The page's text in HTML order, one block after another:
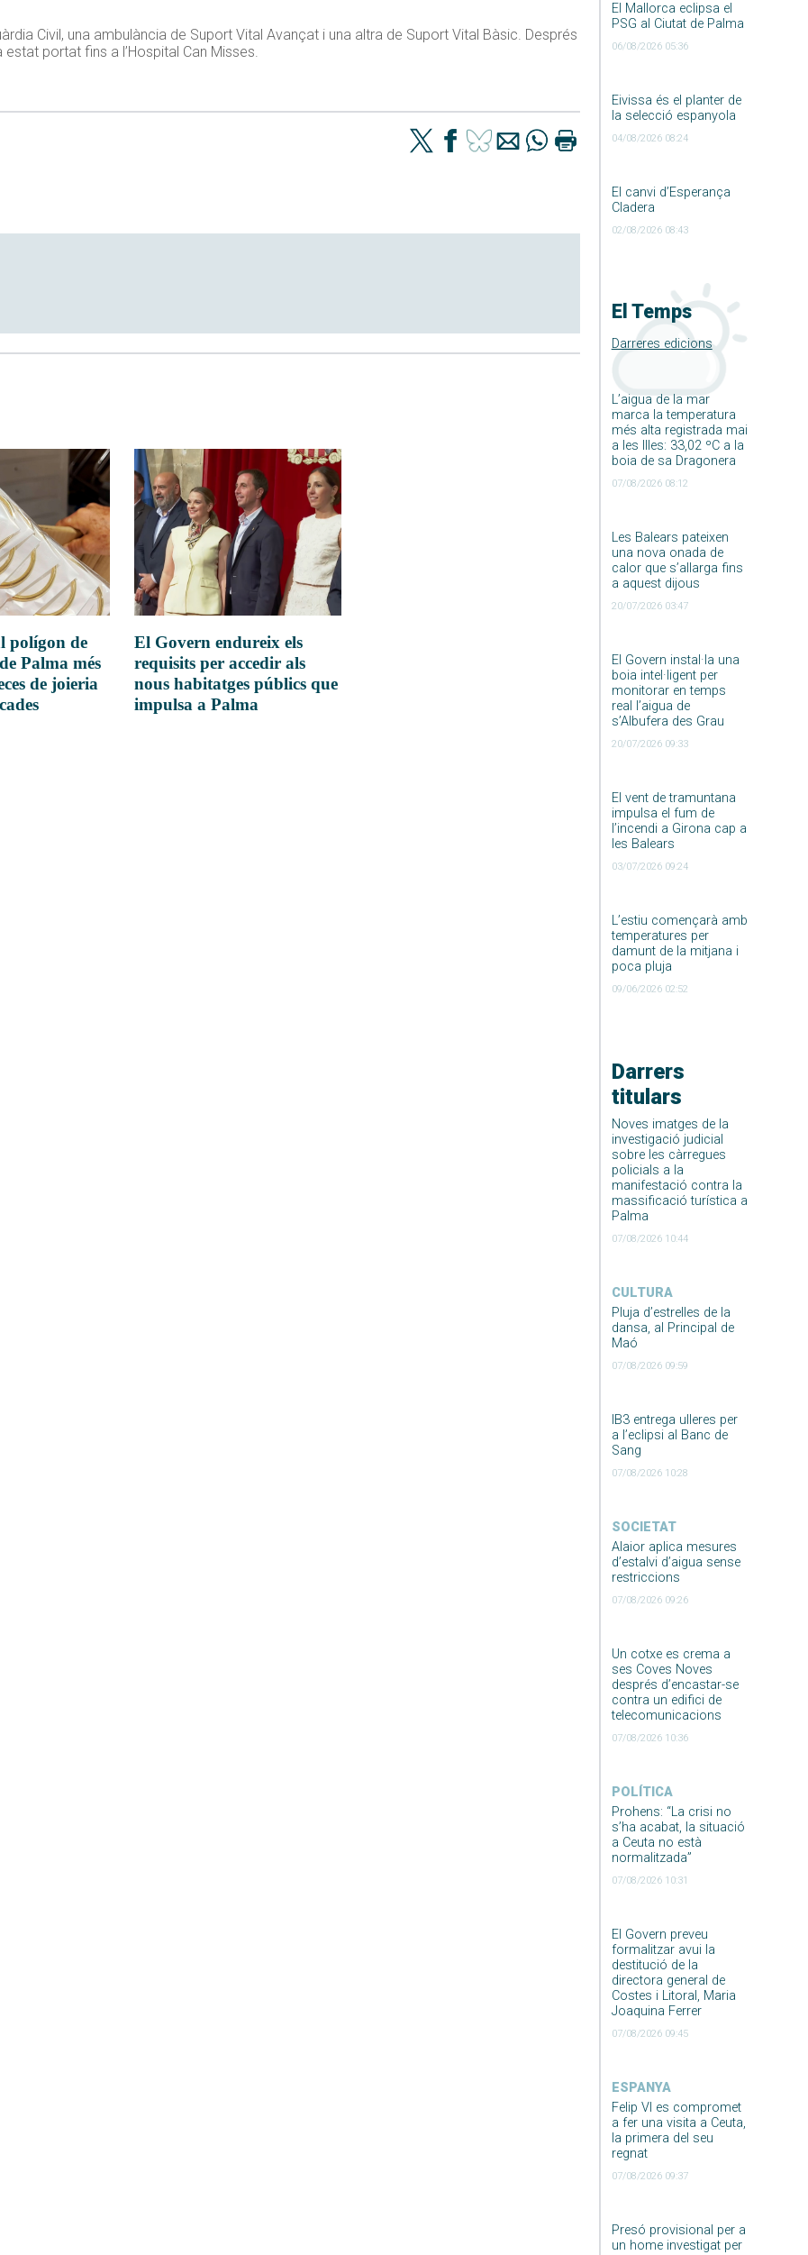
El Mallorca eclipsa el
PSG al Ciutat de Palma
06/08/2026 05:36
Eivissa és el planter de
la selecció espanyola
04/08/2026 08:24
El canvi d’Esperança
Cladera
02/08/2026 08:43
El Temps
Darreres edicions
L’aigua de la mar
marca la temperatura
més alta registrada mai
a les Illes: 33,02 ºC a la
boia de sa Dragonera
07/08/2026 08:12
Les Balears pateixen
una nova onada de
calor que s’allarga fins
a aquest dijous
20/07/2026 03:47
El Govern instal·la una
boia intel·ligent per
monitorar en temps
real l’aigua de
s’Albufera des Grau
20/07/2026 09:33
El vent de tramuntana
impulsa el fum de
l’incendi a Girona cap a
les Balears
03/07/2026 09:24
L’estiu començarà amb
temperatures per
damunt de la mitjana i
poca pluja
09/06/2026 02:52
Darrers
titulars
Noves imatges de la
investigació judicial
sobre les càrregues
policials a la
manifestació contra la
massificació turística a
Palma
07/08/2026 10:44
CULTURA
Pluja d’estrelles de la
dansa, al Principal de
Maó
07/08/2026 09:59
IB3 entrega ulleres per
a l’eclipsi al Banc de
Sang
07/08/2026 10:28
SOCIETAT
Alaior aplica mesures
d’estalvi d’aigua sense
restriccions
07/08/2026 09:26
Un cotxe es crema a
ses Coves Noves
després d’encastar-se
contra un edifici de
telecomunicacions
07/08/2026 10:36
POLÍTICA
Prohens: “La crisi no
s’ha acabat, la situació
a Ceuta no està
normalitzada”
07/08/2026 10:31
El Govern preveu
formalitzar avui la
destitució de la
directora general de
Costes i Litoral, Maria
Joaquina Ferrer
07/08/2026 09:45
ESPANYA
Felip VI es compromet
a fer una visita a Ceuta,
la primera del seu
regnat
07/08/2026 09:37
Presó provisional per a
un home investigat per
Civil, una ambulància de Suport Vital Avançat i una altra de Suport Vital Bàsic. Després
portat fins a l’Hospital Can Misses.
polígon de
Palma més
de joieria
El Govern endureix els
requisits per accedir als
nous habitatges públics que
impulsa a Palma